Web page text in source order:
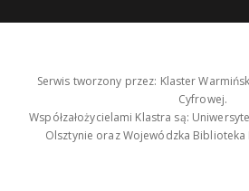
Serwis tworzony przez: Klaster
Cyfrowej.
Współzałożycielami Klastra są:
Olsztynie oraz Wojewódzka Biblioteka